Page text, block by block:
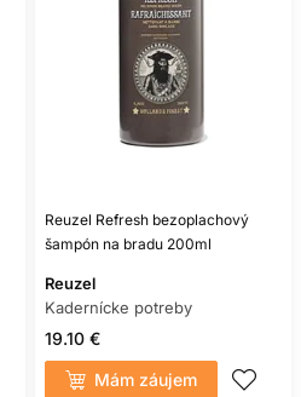
Reuzel Refresh bezoplachový
šampón na bradu 200ml
Reuzel
Kadernícke potreby
19.10 €
Mám záujem